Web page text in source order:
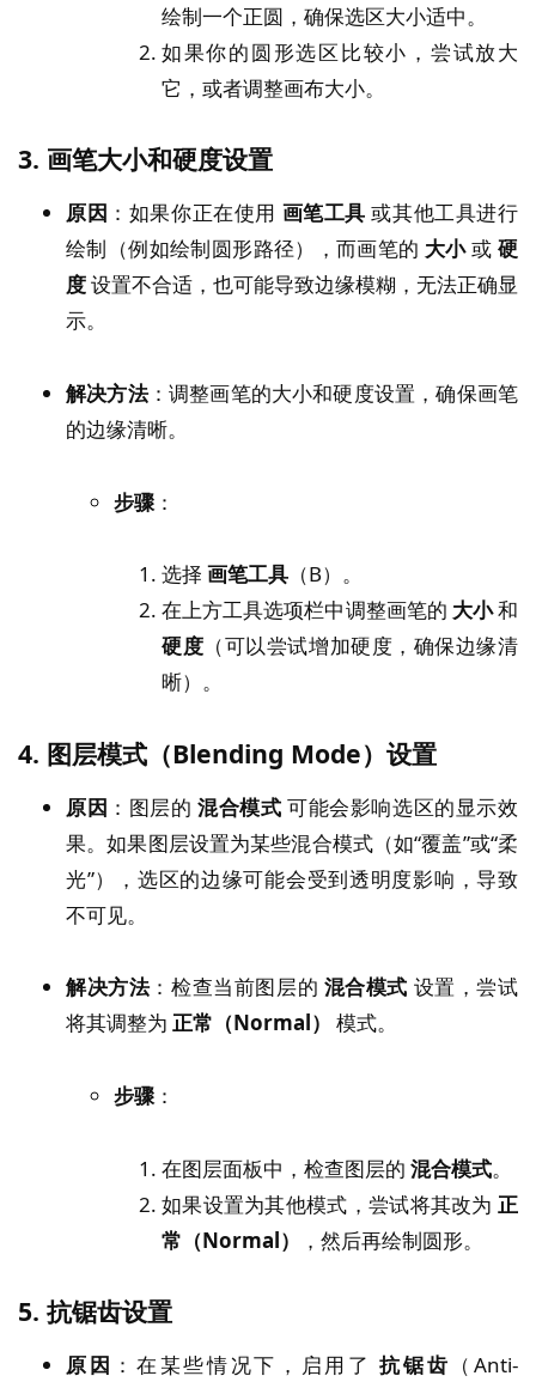
绘制一个正圆，确保选区大小适中。
如果你的圆形选区比较小，尝试放大
它，或者调整画布大小。
3. 画笔大小和硬度设置
原因 ：如果你正在使用 画笔工具 或其他工具进行
绘制（例如绘制圆形路径），而画笔的 大小或硬
度设置不合适，也可能导致边缘模糊，无法正确显
示。
解决方法：调整画笔的大小和硬度设置，确保画笔
的边缘清晰。
步骤 ：
选择 画笔工具 （B）。
在上方工具选项栏中调整画笔的 大小和
硬度 （可以尝试增加硬度，确保边缘清
晰）。
4. 图层模式（Blending Mode）设置
原因 ：图层的混合模式 可能会影响选区的显示效
果。如果图层设置为某些混合模式（如“覆盖”或“柔
光”），选区的边缘可能会受到透明度影响，导致
不可见。
解决方法：检查当前图层的 混合模式 设置，尝试
将其调整为 正常（Normal） 模式。
步骤：
在图层面板中，检查图层的 混合模式。
如果设置为其他模式，尝试将其改为 正
常（Normal）
，然后再绘制圆形。
5. 抗锯齿设置
原因 ：在某些情况下，启用了抗锯齿 （Anti-